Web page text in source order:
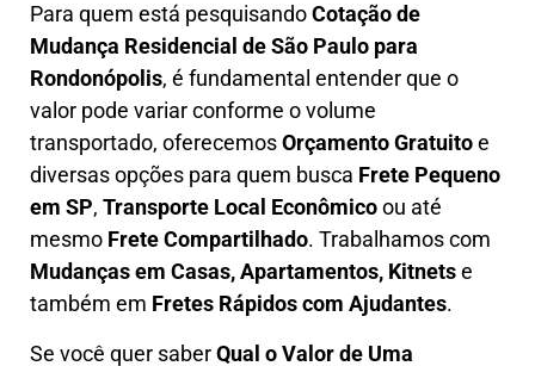
Para quem está pesquisandoCotação de
Mudança Residencial de São Paulo para
Rondonópolis, é fundamental entender que o
valor pode variar conforme o volume
transportado, oferecemosOrçamento Gratuitoe
diversas opções para quem busca Frete Pequeno
em SP, Transporte Local Econômicoou até
mesmo Frete Compartilhado. Trabalhamos com
Mudanças em Casas, Apartamentos, Kitnetse
também em Fretes Rápidos com Ajudantes.
Se você quer saberQual o Valor de Uma